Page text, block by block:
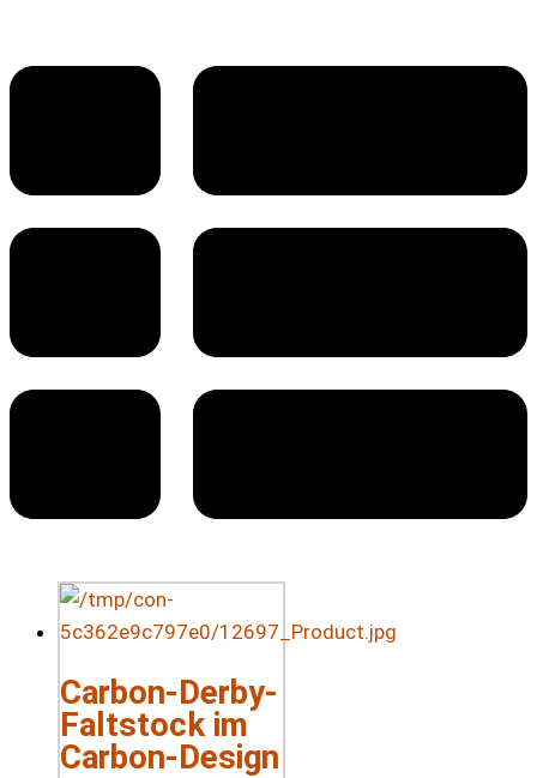
Carbon-Derby-
Faltstock im
Carbon-Design